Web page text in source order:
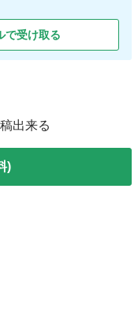
で受け取る
出来る
)